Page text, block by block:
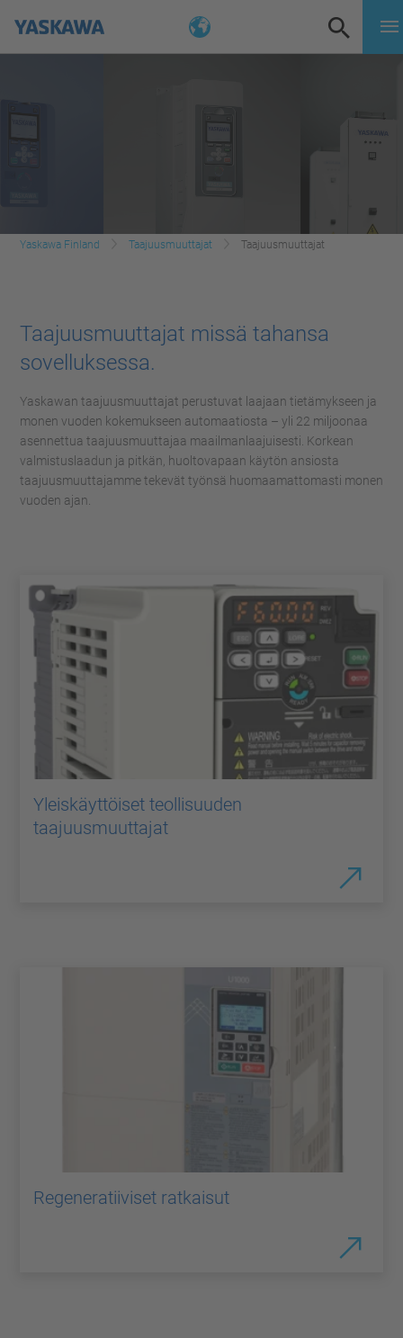
Yaskawa Finland Taajuusmuuttajat Taajuusmuuttajat
Taajuusmuuttajat missä tahansa
sovelluksessa.
Yaskawan taajuusmuuttajat perustuvat laajaan tietämykseen ja
monen vuoden kokemukseen automaatiosta – yli 22 miljoonaa
asennettua taajuusmuuttajaa maailmanlaajuisesti. Korkean
valmistuslaadun ja pitkän, huoltovapaan käytön ansiosta
taajuusmuuttajamme tekevät työnsä huomaamattomasti monen
vuoden ajan.
Yleiskäyttöiset teollisuuden
taajuusmuuttajat
Regeneratiiviset ratkaisut